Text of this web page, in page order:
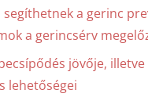
segíthetnek a gerinc
a gerincsérv
jövője,
lehetőségei